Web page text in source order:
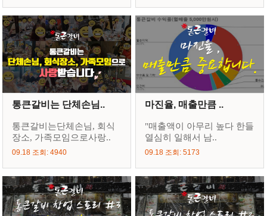
통큰갈비는 단체손님..
통큰갈비는단체손님, 회식
장소, 가족모임으로사랑..
09.18 조회: 4940
마진율, 매출만큼 ..
"매출액이 아무리 높다 한들
열심히 일해서 남..
09.18 조회: 5173